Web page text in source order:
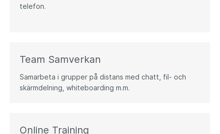
telefon.
Team Samverkan​
Samarbeta i grupper på distans med chatt, fil- och
skärmdelning, whiteboarding m.m.
Online Training​